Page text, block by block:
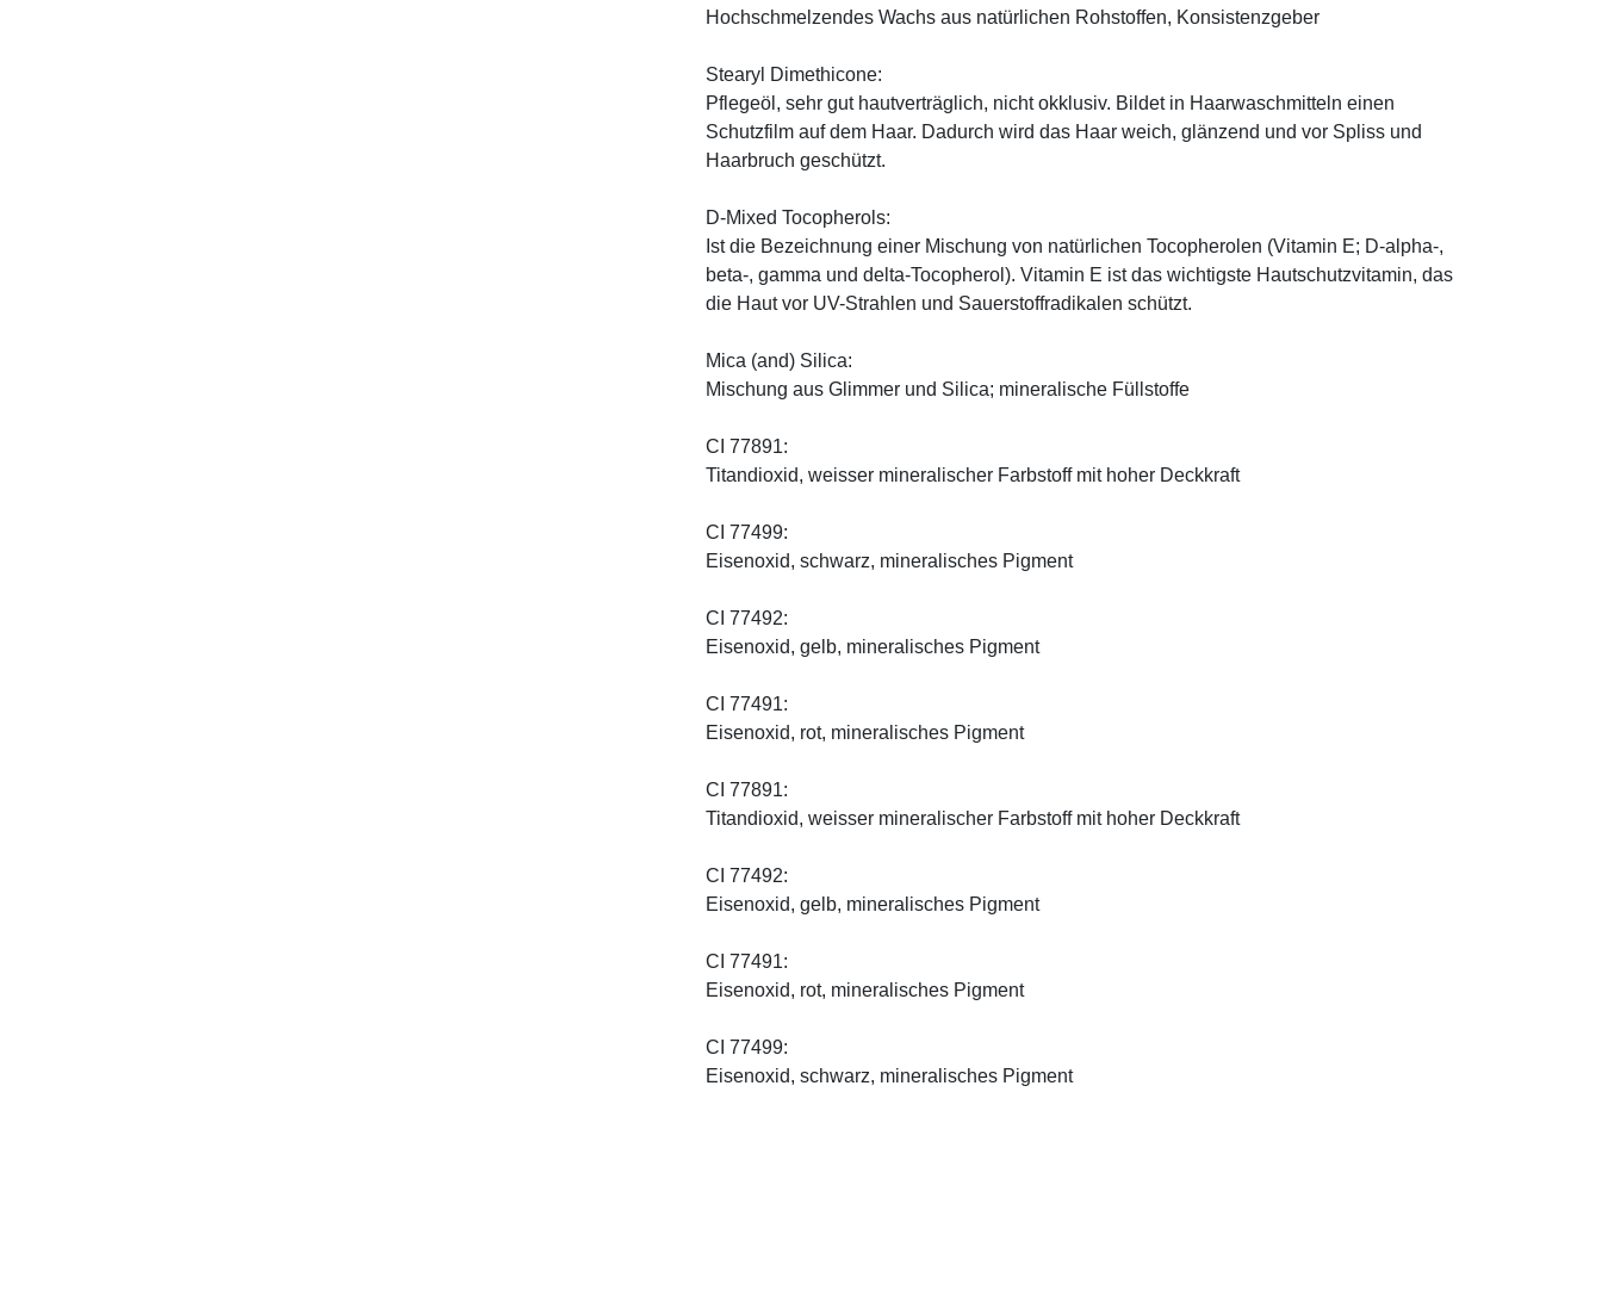
Hochschmelzendes Wachs aus natürlichen Rohstoffen, Konsistenzgeber
Stearyl Dimethicone:
Pflegeöl, sehr gut hautverträglich, nicht okklusiv. Bildet in Haarwaschmitteln einen
Schutzfilm auf dem Haar. Dadurch wird das Haar weich, glänzend und vor Spliss und
Haarbruch geschützt.
D-Mixed Tocopherols:
Ist die Bezeichnung einer Mischung von natürlichen Tocopherolen (Vitamin E; D-alpha-,
beta-, gamma und delta-Tocopherol). Vitamin E ist das wichtigste Hautschutzvitamin, das
die Haut vor UV-Strahlen und Sauerstoffradikalen schützt.
Mica (and) Silica:
Mischung aus Glimmer und Silica; mineralische Füllstoffe
CI 77891:
Titandioxid, weisser mineralischer Farbstoff mit hoher Deckkraft
CI 77499:
Eisenoxid, schwarz, mineralisches Pigment
CI 77492:
Eisenoxid, gelb, mineralisches Pigment
CI 77491:
Eisenoxid, rot, mineralisches Pigment
CI 77891:
Titandioxid, weisser mineralischer Farbstoff mit hoher Deckkraft
CI 77492:
Eisenoxid, gelb, mineralisches Pigment
CI 77491:
Eisenoxid, rot, mineralisches Pigment
CI 77499:
Eisenoxid, schwarz, mineralisches Pigment